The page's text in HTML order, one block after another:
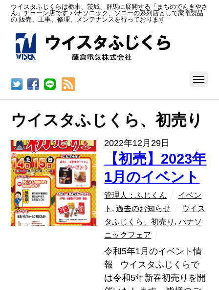
ウイスタふじくらは栃木、茨城、群馬に展開する「まちのでんきやさ
ん」チェーン店です パナソニック、ソニーの系列店として家電製品
の 販売、工事、修理、メンテナンスを行っております
ウイスタふじくら、初売り
2022年12月29日
【初売】2023年
1月のイベント
管理人：ふじくん
イベン
ト ,過去のお知らせ
ウイス
タふじくら、初売り ,パナソ
ニックフェア
令和5年1月のイベント情
報 ウイスタふじくらで
は令和5年新春初売りを開